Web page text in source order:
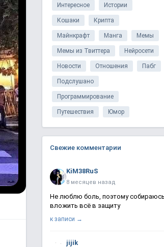
Интересное Истории
Кошаки Крипта
Майнкрафт Манга Мемы
Мемы из Твиттера Нейросети
Новости Отношения Пабг
Подслушано
Программирование
Путешествия Юмор
Свежие комментарии
KiM38RuS
8 месяцев назад
Не люблю боль, поэтому собираюсь
вложить всё в защиту
к записи →
jijik